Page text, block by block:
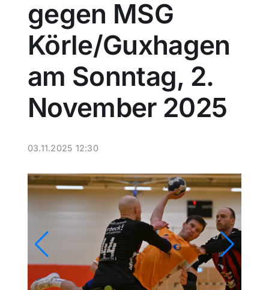
Sport
Panorama
Galerie
Polizeimeldungen
gegen MSG
Körle/Guxhagen
am Sonntag, 2.
November 2025
03.11.2025 12:30